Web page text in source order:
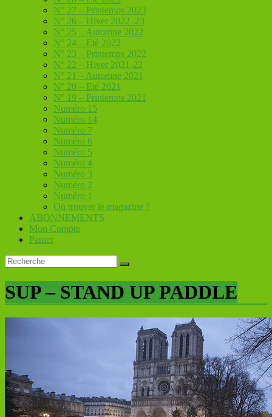
N° 27 – Printemps 2023
N° 26 – Hiver 2022–23
N° 25 – Automne 2022
N° 24 – Eté 2022
N° 23 – Printemps 2022
N° 22 – Hiver 2021-22
N° 21 – Automne 2021
N° 20 – Eté 2021
N° 19 – Printemps 2021
Numéro 15
Numéro 14
Numéro 7
Numéro 6
Numéro 5
Numéro 4
Numéro 3
Numéro 2
Numéro 1
Où trouver le magazine ?
ABONNEMENTS
Mon Compte
Panier
SUP – STAND UP PADDLE